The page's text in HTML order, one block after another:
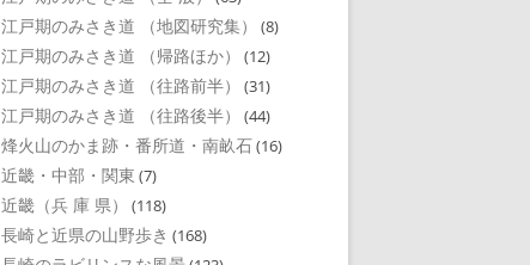
江戸期のみさき道 （地図研究集） (8)
江戸期のみさき道 （帰路ほか） (12)
江戸期のみさき道 （往路前半） (31)
江戸期のみさき道 （往路後半） (44)
烽火山のかま跡・番所道・南畝石(16)
近畿・中部・関東 (7)
近畿（兵 庫 県） (118)
長崎と近県の山野歩き (168)